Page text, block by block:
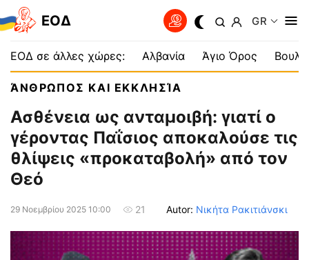
EOΔ GR
ΕΟΔ σε άλλες χώρες: Αλβανία Άγιο Όρος
ΆΝΘΡΩΠΟΣ ΚΑΙ ΕΚΚΛΗΣΊΑ
Ασθένεια ως ανταμοιβή: γιατί ο
γέροντας Παΐσιος αποκαλούσε τις
θλίψεις «προκαταβολή» από τον
Θεό
29 Νοεμβρίου 2025 10:00 21 Autor: Νικήτα Ρακιτιάνσκι